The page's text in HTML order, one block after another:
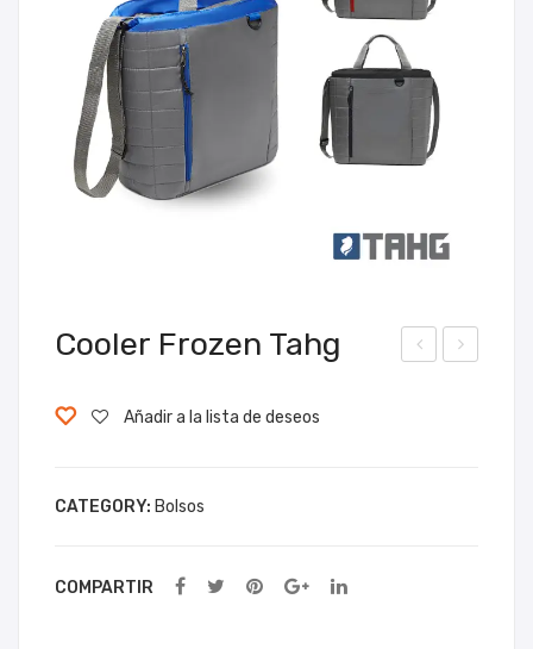
Cooler Frozen Tahg
Añadir a la lista de deseos
CATEGORY: Bolsos
COMPARTIR